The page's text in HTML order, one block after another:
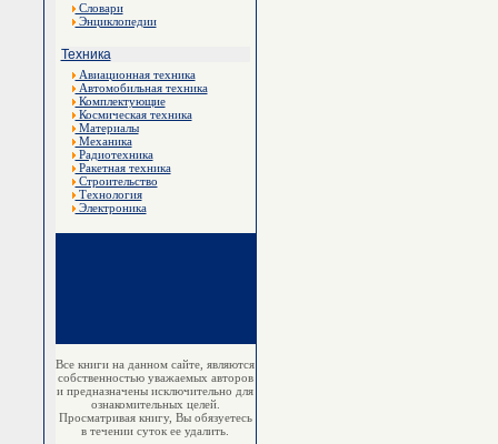
Словари
Энциклопедии
Техника
Авиационная техника
Автомобильная техника
Комплектующие
Космическая техника
Материалы
Механика
Радиотехника
Ракетная техника
Строительство
Технология
Электроника
Все книги на данном сайте, являются
собственностью уважаемых авторов
и предназначены исключительно для
ознакомительных целей.
Просматривая книгу, Вы обязуетесь
в течении суток ее удалить.